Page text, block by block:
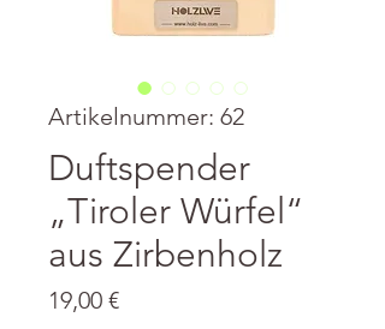
Artikelnummer: 62
Duftspender
„Tiroler Würfel“
aus Zirbenholz
19,00 €Preis